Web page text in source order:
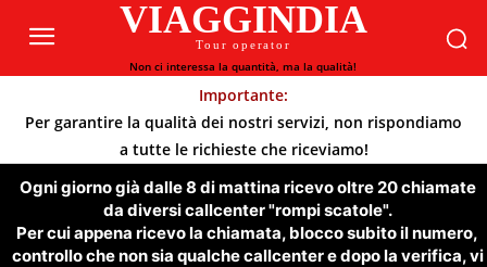
VIAGGINDIA
Tour operator
Non ci interessa la quantità, ma la qualità!
Importante:
Per garantire la qualità dei nostri servizi, non rispondiamo
a tutte le richieste che riceviamo!
Ogni giorno già dalle 8 di mattina ricevo oltre 20 chiamate
da diversi callcenter "rompi scatole".
Per cui appena ricevo la chiamata, blocco subito il numero,
controllo che non sia qualche callcenter e dopo la verifica, vi